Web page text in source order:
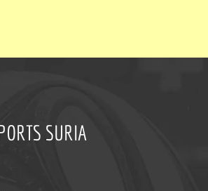
SURIA